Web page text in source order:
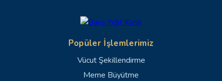
Popüler İşlemlerimiz
Vücut Şekillendirme
Meme Büyütme